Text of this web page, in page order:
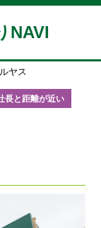
NAVI
ヤス
長と距離が近い